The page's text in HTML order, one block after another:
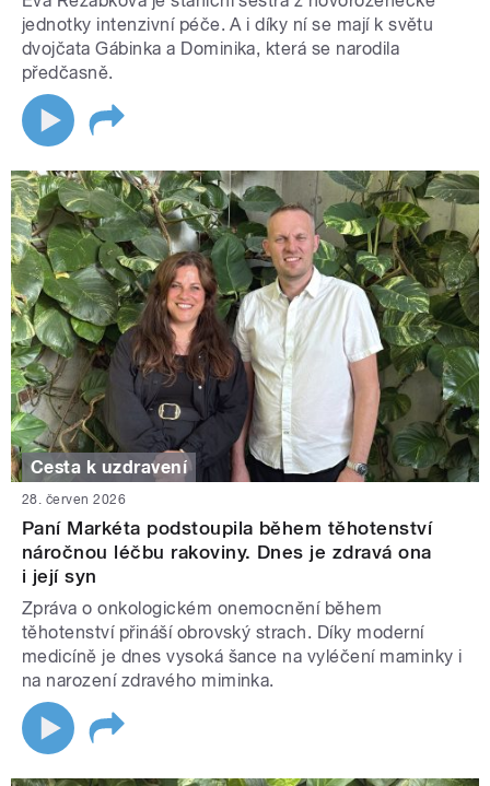
jednotky intenzivní péče. A i díky ní se mají k světu
dvojčata Gábinka a Dominika, která se narodila
předčasně.
Cesta k uzdravení
28. červen 2026
Paní Markéta podstoupila během těhotenství
náročnou léčbu rakoviny. Dnes je zdravá ona
i její syn
Zpráva o onkologickém onemocnění během
těhotenství přináší obrovský strach. Díky moderní
medicíně je dnes vysoká šance na vyléčení maminky i
na narození zdravého miminka.